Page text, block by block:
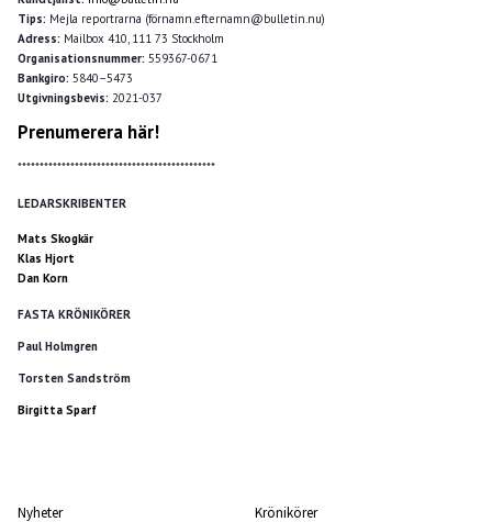
Tips: Mejla reportrarna (förnamn.efternamn@bulletin.nu)
Adress: Mailbox 410, 111 73 Stockholm
Organisationsnummer: 559367-0671
Bankgiro: 5840–5473
Utgivningsbevis: 2021-037
Prenumerera här!
*********************************************
LEDARSKRIBENTER
Mats Skogkär
Klas Hjort
Dan Korn
FASTA KRÖNIKÖRER
Paul Holmgren
Torsten Sandström
Birgitta Sparf
Nyheter Krönikörer